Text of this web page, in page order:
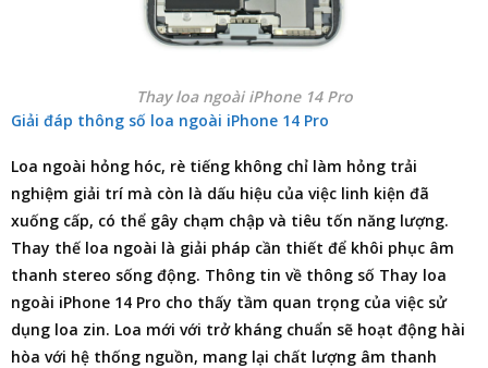
Thay loa ngoài iPhone 14 Pro
Giải đáp thông số loa ngoài iPhone 14 Pro
Loa ngoài hỏng hóc, rè tiếng không chỉ làm hỏng trải
nghiệm giải trí mà còn là dấu hiệu của việc linh kiện đã
xuống cấp, có thể gây chạm chập và tiêu tốn năng lượng.
Thay thế loa ngoài là giải pháp cần thiết để khôi phục âm
thanh stereo sống động. Thông tin về thông số Thay loa
ngoài iPhone 14 Pro cho thấy tầm quan trọng của việc sử
dụng loa zin. Loa mới với trở kháng chuẩn sẽ hoạt động hài
hòa với hệ thống nguồn, mang lại chất lượng âm thanh